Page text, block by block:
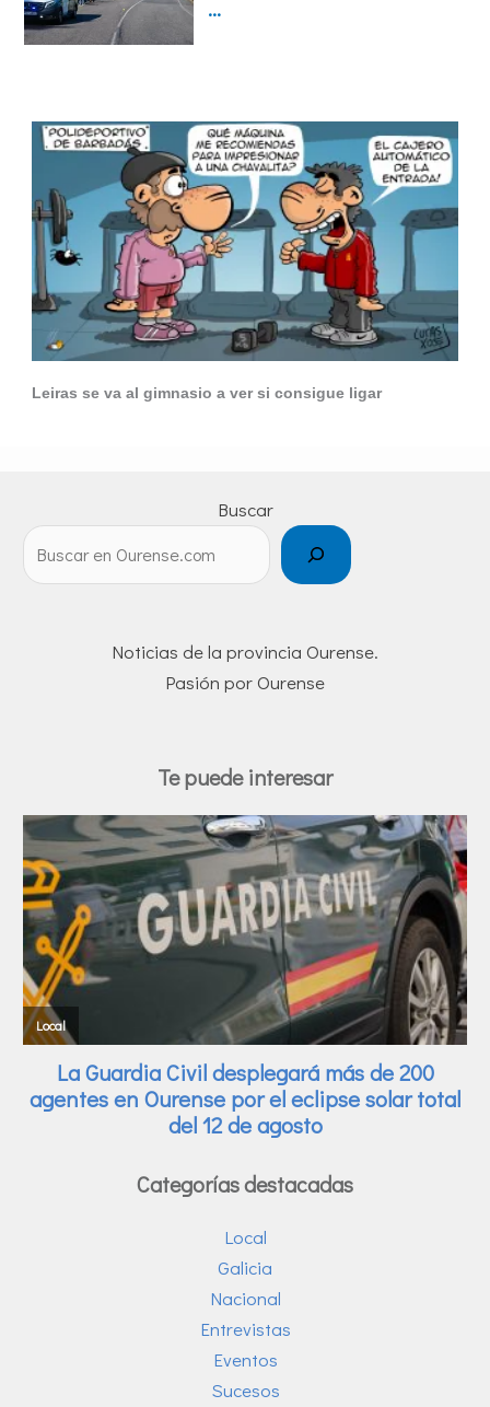
Leiras se va al gimnasio a ver si consigue ligar
Buscar
Noticias de la provincia Ourense.
Pasión por Ourense
Te puede interesar
Categorías destacadas
Local
Galicia
Nacional
Entrevistas
Eventos
Sucesos